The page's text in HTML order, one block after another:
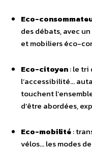
Eco-
des débats, avec
et mobiliers éco-
Eco-citoyen: le tri
l’accessibilité…
touchent
d’être abordées,
Eco-mobilité:
vélos… les modes